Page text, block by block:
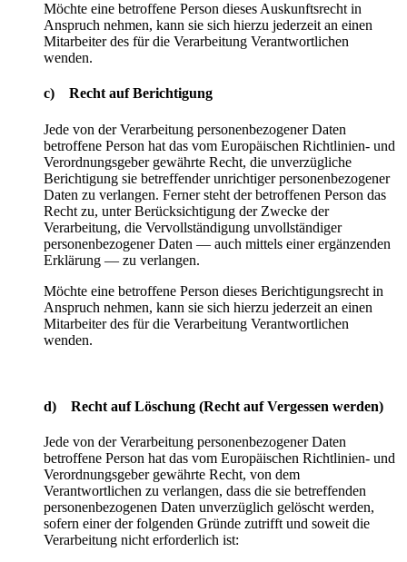
Möchte eine betroffene Person dieses Auskunftsrecht in
Anspruch nehmen, kann sie sich hierzu jederzeit an einen
Mitarbeiter des für die Verarbeitung Verantwortlichen
wenden.
c) Recht auf Berichtigung
Jede von der Verarbeitung personenbezogener Daten
betroffene Person hat das vom Europäischen Richtlinien- und
Verordnungsgeber gewährte Recht, die unverzügliche
Berichtigung sie betreffender unrichtiger personenbezogener
Daten zu verlangen. Ferner steht der betroffenen Person das
Recht zu, unter Berücksichtigung der Zwecke der
Verarbeitung, die Vervollständigung unvollständiger
personenbezogener Daten — auch mittels einer ergänzenden
Erklärung — zu verlangen.
Möchte eine betroffene Person dieses Berichtigungsrecht in
Anspruch nehmen, kann sie sich hierzu jederzeit an einen
Mitarbeiter des für die Verarbeitung Verantwortlichen
wenden.
d) Recht auf Löschung (Recht auf Vergessen werden)
Jede von der Verarbeitung personenbezogener Daten
betroffene Person hat das vom Europäischen Richtlinien- und
Verordnungsgeber gewährte Recht, von dem
Verantwortlichen zu verlangen, dass die sie betreffenden
personenbezogenen Daten unverzüglich gelöscht werden,
sofern einer der folgenden Gründe zutrifft und soweit die
Verarbeitung nicht erforderlich ist: